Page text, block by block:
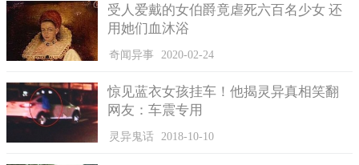
的状态。文字表达较为抽象，但是如果用图像或者实际呈现，那
就清晰明了的了。
尽管说，潘洛斯阶梯一直是公认的关于二维三维空间视觉的
界上的每个学科学术都有存在其所谓的悖论的，但是这些悖论或
许本身就是为了来推翻某些错误的理论而存在，存在即合理，但
是其合理的真实性，就还有待世人的进一步研究探索了。
受人爱戴的女伯爵竟虐死六百名少女 还
用她们血沐浴
奇闻异事 2020-02-24
惊见蓝衣女孩挂车！他揭灵异真相笑翻
网友：车震专用
灵异鬼话 2018-10-10